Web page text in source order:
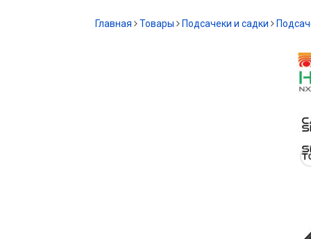
Главная Товары Подсачеки и садки
-